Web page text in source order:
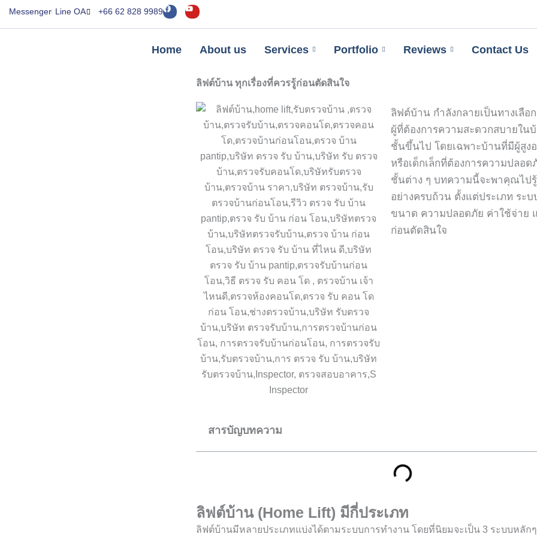
SkipMessenger Line OA +66 62 828 9989
F
a
e
o
o
Y
o
t
Home About us Services Portfolio Reviews Contact Us
ลิฟต์บ้าน ทุกเรื่องที่ควรรู้ก่อนตัดสินใจ
ลิฟต์บ้าน กำลังกลายเป็นทางเลือ
ผู้ที่ต้องการความสะดวกสบายใน
ชั้นขึ้นไป โดยเฉพาะบ้านที่มีผู้สูง
หรือเด็กเล็กที่ต้องการความปลอด
ชั้นต่าง ๆ บทความนี้จะพาคุณไป
อย่างครบถ้วน ตั้งแต่ประเภท ระบ
ขนาด ความปลอดภัย ค่าใช้จ่าย
ก่อนตัดสินใจ
สารบัญบทความ
ลิฟต์บ้าน (Home Lift) มีกี่ประเภท
ลิฟต์บ้านมีหลายประเภทแบ่งได้ตามระบบการทำงาน โดยที่นิยมจะเป็น 3 ระบบหลัก